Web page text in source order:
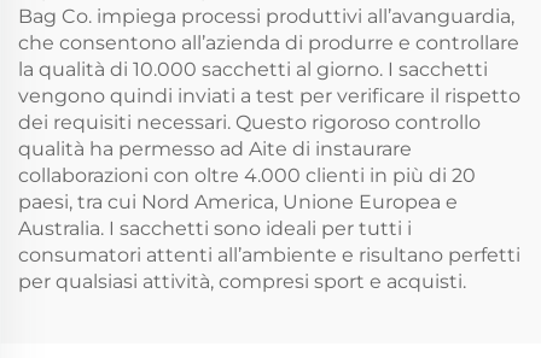
Bag Co. impiega processi produttivi all’avanguardia,
che consentono all’azienda di produrre e controllare
la qualità di 10.000 sacchetti al giorno. I sacchetti
vengono quindi inviati a test per verificare il rispetto
dei requisiti necessari. Questo rigoroso controllo
qualità ha permesso ad Aite di instaurare
collaborazioni con oltre 4.000 clienti in più di 20
paesi, tra cui Nord America, Unione Europea e
Australia. I sacchetti sono ideali per tutti i
consumatori attenti all’ambiente e risultano perfetti
per qualsiasi attività, compresi sport e acquisti.